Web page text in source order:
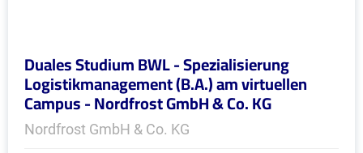
Duales Studium BWL - Spezialisierung
Logistikmanagement (B.A.) am virtuellen
Campus - Nordfrost GmbH & Co. KG
Nordfrost GmbH & Co. KG